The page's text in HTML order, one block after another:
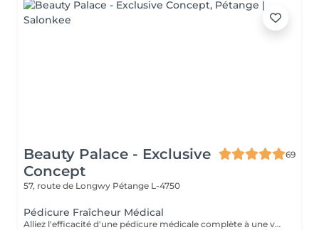
Beauty Palace - Exclusive
Concept
69
57, route de Longwy Pétange L-4750
Pédicure Fraîcheur Médical
Alliez l'efficacité d'une pédicure médicale complète à une véritable expérience de fraîcheur et de bien-être. Cette prestation comprend un soin approfondi des pieds, avec travail des ongles et des cuticules ainsi qu'un traitement ciblé des callosités, durillons et zones rugueuses, selon les besoins de vos pieds. Le soin se poursuit avec un gommage au sel enrichi en huile d'amande douce, un bain de pieds effervescent relaxant et rafraîchissant, puis l'application d'un gel fraîcheur intense pouvant être remonté jusqu'aux mollets. Idéale pour retrouver des pieds soignés, doux et confortables, tout en profitant d'une agréable sensation de fraîcheur et de légèreté, particulièrement appréciée pendant les fortes chaleurs. Un soin complet qui associe efficacité, confort et fraîcheur pour des pieds parfaitement soignés et une véritable sensation de bien-être.